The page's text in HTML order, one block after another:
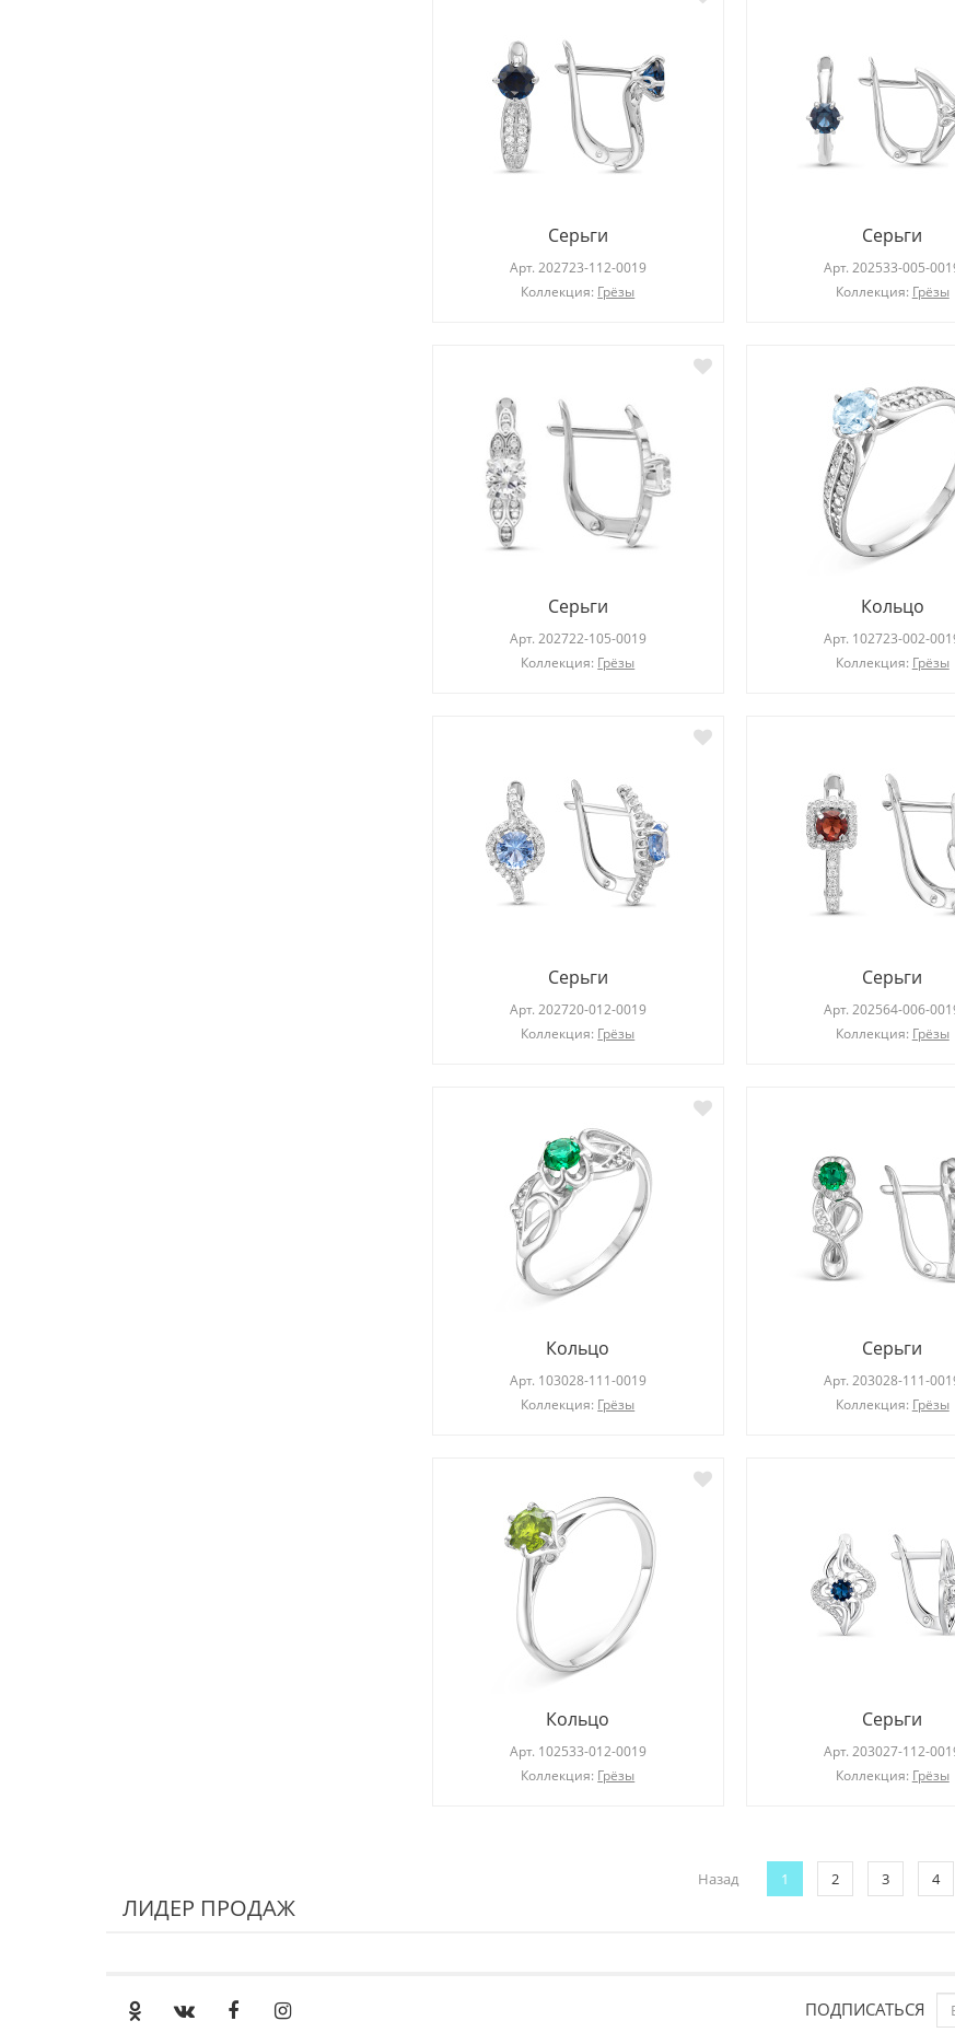
Серьги
Арт. 202723-112-0019
Коллекция: Грёзы
Серьги
Арт.202533-005-
Коллекция: Грёзы
Серьги
Арт. 202722-105-0019
Коллекция: Грёзы
Кольцо
Арт. 102723-002-
Коллекция: Грёзы
Серьги
Арт. 202720-012-0019
Коллекция: Грёзы
Серьги
Арт.202564-006-
Коллекция: Грёзы
Кольцо
Арт. 103028-111-0019
Коллекция: Грёзы
Серьги
Арт.203028-111-
Коллекция: Грёзы
Кольцо
Арт. 102533-012-0019
Коллекция: Грёзы
Серьги
Арт.203027-112-
Коллекция: Грёзы
Назад 1 2 3 4
ЛИДЕР ПРОДАЖ
ПОДПИСАТЬСЯ